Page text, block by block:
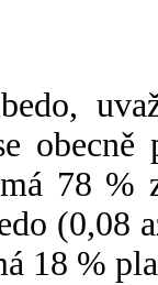
78 %
(0,08
18 %